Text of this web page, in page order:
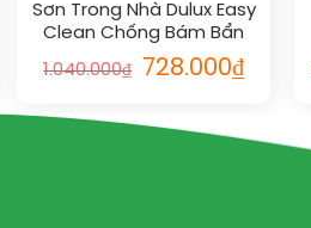
Sơn Trong Nhà Dulux Easy
Clean Chống Bám Bẩn
Mờ 5L
1.040.000₫ 728.000₫